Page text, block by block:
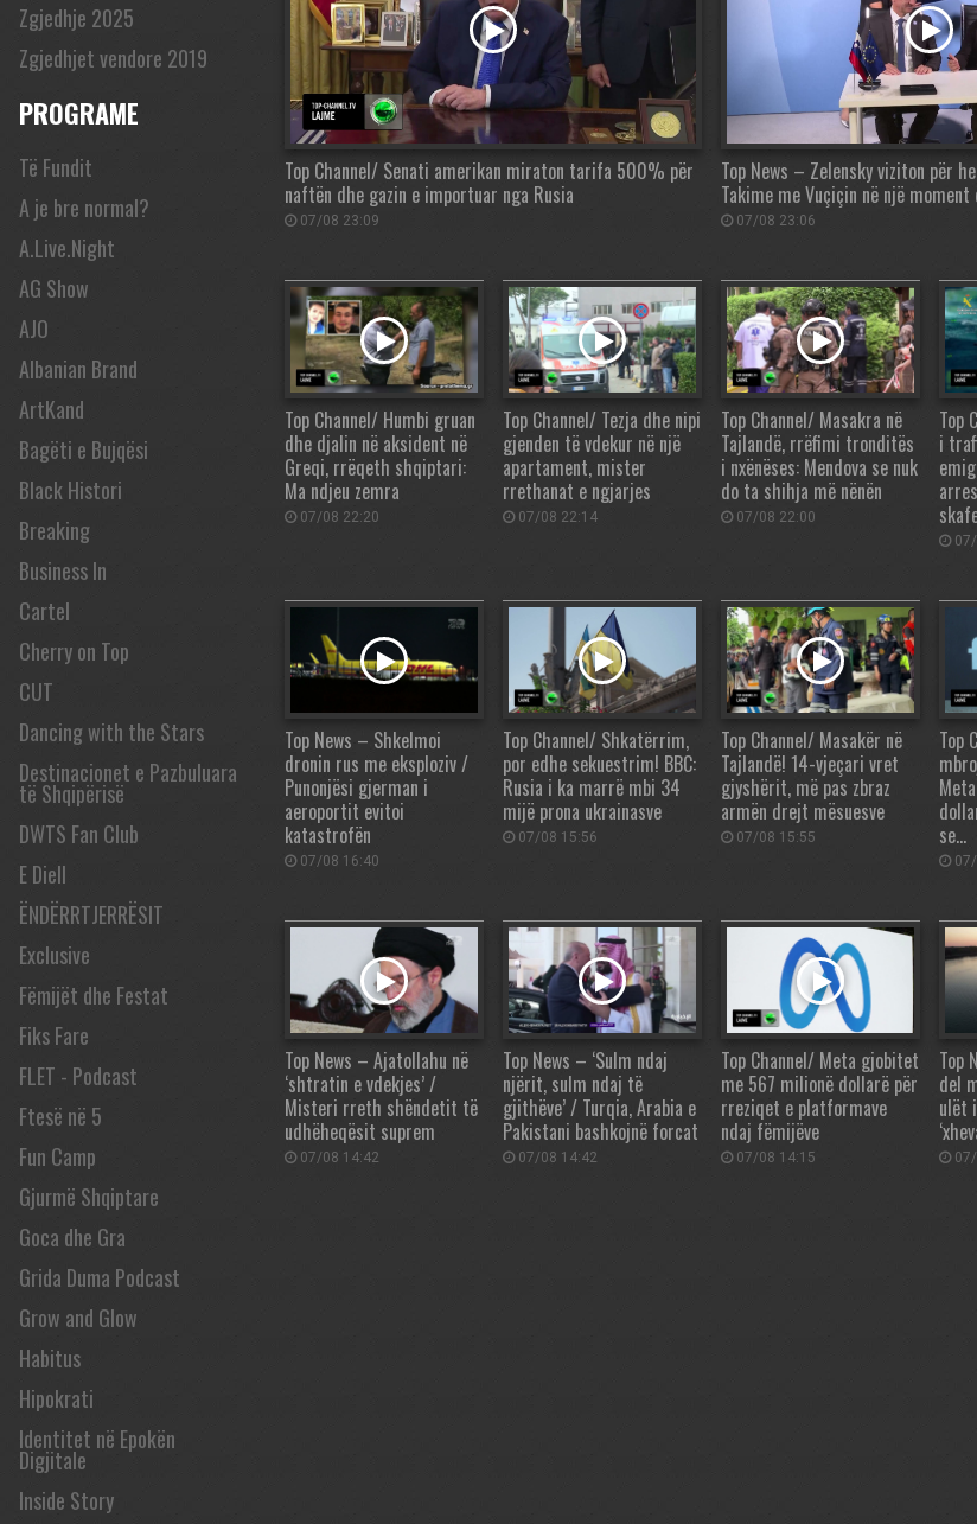
Zgjedhje 2025
Zgjedhjet vendore 2019
PROGRAME
Të Fundit
A je bre normal?
A.Live.Night
AG Show
AJO
Albanian Brand
ArtKand
Bagëti e Bujqësi
Black Histori
Breaking
Business In
Cartel
Cherry on Top
CUT
Dancing with the Stars
Destinacionet e Pazbuluara
të Shqipërisë
DWTS Fan Club
E Diell
ËNDËRRTJERRËSIT
Exclusive
Fëmijët dhe Festat
Fiks Fare
FLET - Podcast
Ftesë në 5
Fun Camp
Gjurmë Shqiptare
Goca dhe Gra
Grida Duma Podcast
Grow and Glow
Habitus
Hipokrati
Identitet në Epokën
Digjitale
Inside Story
Top Channel/ Senati amerikan miraton tarifa 500% për
naftën dhe gazin e importuar nga Rusia
07/08 23:09
Top News – Zelensky viziton për
Takime me Vuçiçin në një
07/08 23:06
Top Channel/ Humbi gruan
dhe djalin në aksident në
Greqi, rrëqeth shqiptari:
Ma ndjeu zemra
07/08 22:20
Top Channel/ Tezja dhe nipi
gjenden të vdekur në një
apartament, mister
rrethanat e ngjarjes
07/08 22:14
Top Channel/ Masakra në
Tajlandë, rrëfimi tronditës
i nxënëses: Mendova se nuk
do ta shihja më nënën
07/08 22:00
Top
i
07/
Top News – Shkelmoi
dronin rus me eksploziv /
Punonjësi gjerman i
aeroportit evitoi
katastrofën
07/08 16:40
Top Channel/ Shkatërrim,
por edhe sekuestrim! BBC:
Rusia i ka marrë mbi 34
mijë prona ukrainasve
07/08 15:56
Top Channel/ Masakër në
Tajlandë! 14-vjeçari vret
gjyshërit, më pas zbraz
armën drejt mësuesve
07/08 15:55
Top
se…
Top News – Ajatollahu në
‘shtratin e vdekjes’ /
Misteri rreth shëndetit të
udhëheqësit suprem
07/08 14:42
Top News – ‘Sulm ndaj
njërit, sulm ndaj të
gjithëve’ / Turqia, Arabia e
Pakistani bashkojnë forcat
07/08 14:42
Top Channel/ Meta gjobitet
me 567 milionë dollarë për
rreziqet e platformave
ndaj fëmijëve
07/08 14:15
Top
del
ulët